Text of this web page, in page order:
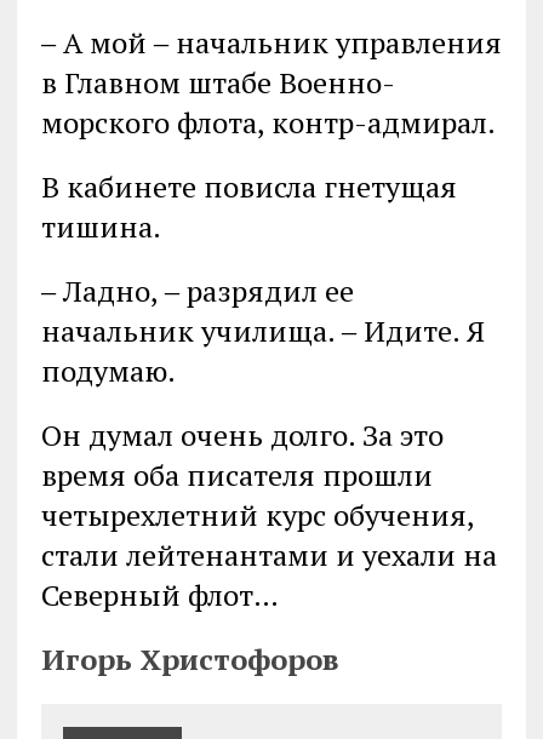
‒ А мой ‒ начальник управления
в Главном штабе Военно-
морского флота, контр-адмирал.
В кабинете повисла гнетущая
тишина.
‒ Ладно, ‒ разрядил ее
начальник училища. ‒ Идите. Я
подумаю.
Он думал очень долго. За это
время оба писателя прошли
четырехлетний курс обучения,
стали лейтенантами и уехали на
Северный флот…
Игорь Христофоров